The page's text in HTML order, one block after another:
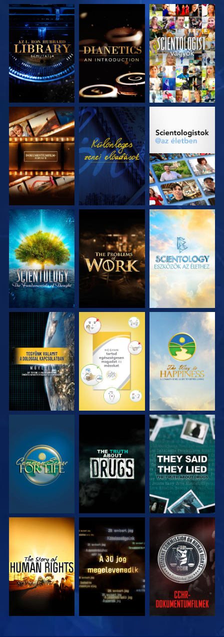
A SOROZAT
RÉSZEI
A SOROZAT
RÉSZEI
MŰSORNÉZÉS
A SOROZAT
RÉSZEI
MŰSORNÉZÉS
A SOROZAT
A SOROZAT
RÉSZEI
A SOROZAT
RÉSZEI
A SOROZAT
RÉSZEI
MŰSORNÉZÉS MŰSORNÉZÉS MŰSORNÉZÉS
MŰSORNÉZÉS MŰSORNÉZÉS MŰSORNÉZÉS
MŰSORNÉZÉS MŰSORNÉZÉS MŰSORNÉZÉS